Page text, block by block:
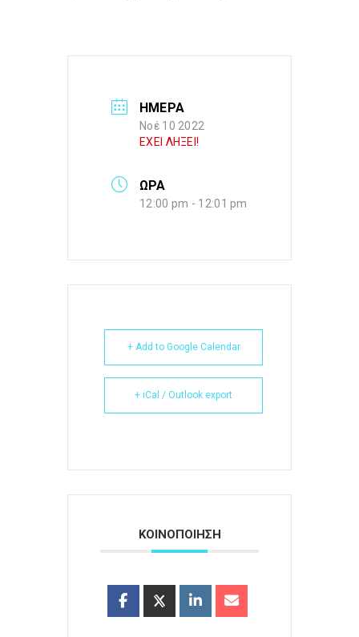
ΗΜΕΡΑ
Νοέ 10 2022
ΕΧΕΙ ΛΗΞΕΙ!
ΩΡΑ
12:00 pm - 12:01 pm
+ Add to Google Calendar
+ iCal / Outlook export
ΚΟΙΝΟΠΟΙΗΣΗ